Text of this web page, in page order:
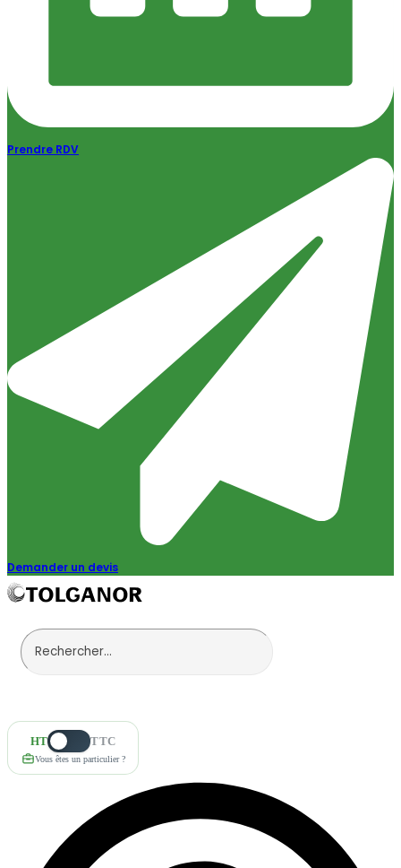
Prendre RDV
Demander un devis
HT TTC
Vous êtes un particulier ?